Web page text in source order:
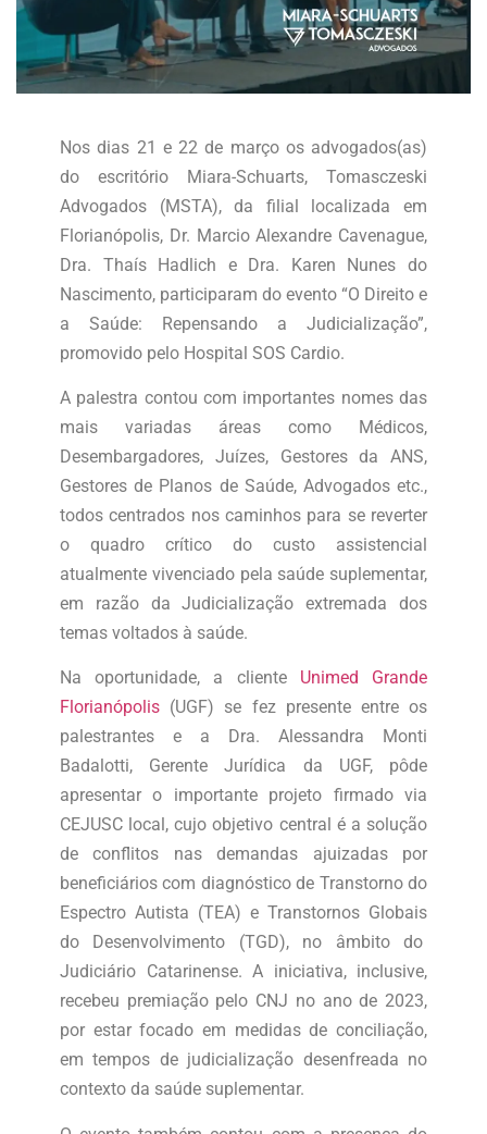
Nos dias 21 e 22 de março os advogados(as)
do escritório Miara-Schuarts, Tomasczeski
Advogados (MSTA), da filial localizada em
Florianópolis, Dr. Marcio Alexandre Cavenague,
Dra. Thaís Hadlich e Dra. Karen Nunes do
Nascimento, participaram do evento “O Direito e
a Saúde: Repensando a Judicialização”,
promovido pelo Hospital SOS Cardio.
A palestra contou com importantes nomes das
mais variadas áreas como Médicos,
Desembargadores, Juízes, Gestores da ANS,
Gestores de Planos de Saúde, Advogados etc.,
todos centrados nos caminhos para se reverter
o quadro crítico do custo assistencial
atualmente vivenciado pela saúde suplementar,
em razão da Judicialização extremada dos
temas voltados à saúde.
Na oportunidade, a cliente Unimed Grande
Florianópolis (UGF) se fez presente entre os
palestrantes e a Dra. Alessandra Monti
Badalotti, Gerente Jurídica da UGF, pôde
apresentar o importante projeto firmado via
CEJUSC local, cujo objetivo central é a solução
de conflitos nas demandas ajuizadas por
beneficiários com diagnóstico de Transtorno do
Espectro Autista (TEA) e Transtornos Globais
do Desenvolvimento (TGD), no âmbito do
Judiciário Catarinense. A iniciativa, inclusive,
recebeu premiação pelo CNJ no ano de 2023,
por estar focado em medidas de conciliação,
em tempos de judicialização desenfreada no
contexto da saúde suplementar.